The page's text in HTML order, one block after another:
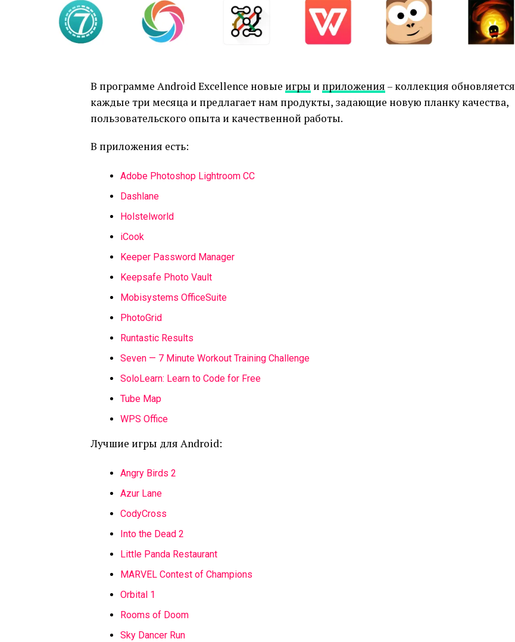
В программе Android Excellence новые игры и приложения – коллекция обновляется
каждые три месяца и предлагает нам продукты, задающие новую планку качества,
пользовательского опыта и качественной работы.
В приложения есть:
Adobe Photoshop Lightroom CC
Dashlane
Holstelworld
iCook
Keeper Password Manager
Keepsafe Photo Vault
Mobisystems OfficeSuite
PhotoGrid
Runtastic Results
Seven — 7 Minute Workout Training Challenge
SoloLearn: Learn to Code for Free
Tube Map
WPS Office
Лучшие игры для Android:
Angry Birds 2
Azur Lane
CodyCross
Into the Dead 2
Little Panda Restaurant
MARVEL Contest of Champions
Orbital 1
Rooms of Doom
Sky Dancer Run